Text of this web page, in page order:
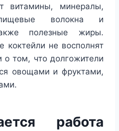
витамины, минералы,
пищевые волокна и
полезные жиры.
коктейли не восполнят
о том, что долгожители
овощами и фруктами,
работа